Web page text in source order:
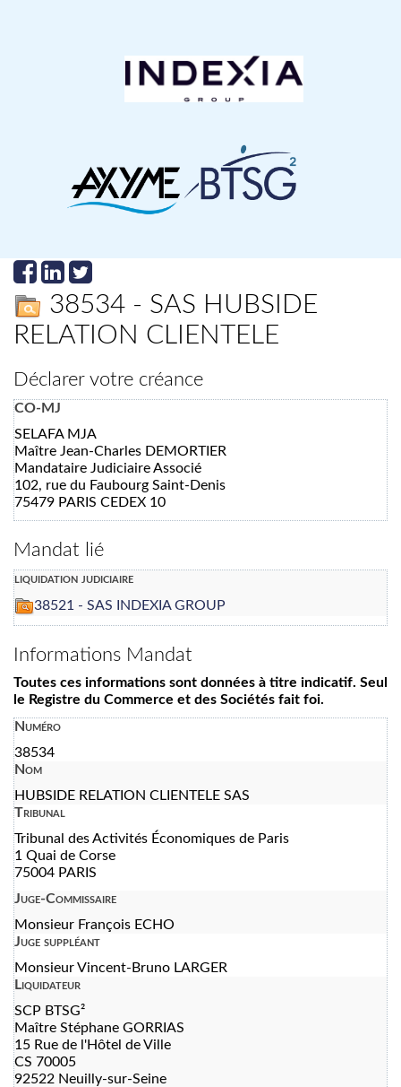
38534 - SAS HUBSIDE
RELATION CLIENTELE
Déclarer votre créance
CO-MJ
SELAFA MJA
Maître Jean-Charles DEMORTIER
Mandataire Judiciaire Associé
102, rue du Faubourg Saint-Denis
75479 PARIS CEDEX 10
Mandat lié
liquidation judiciaire
38521 - SAS INDEXIA GROUP
Informations Mandat
Toutes ces informations sont données à titre indicatif. Seul
le Registre du Commerce et des Sociétés fait foi.
Numéro
38534
Nom
HUBSIDE RELATION CLIENTELE SAS
Tribunal
Tribunal des Activités Économiques de Paris
1 Quai de Corse
75004 PARIS
Juge-Commissaire
Monsieur François ECHO
Juge suppléant
Monsieur Vincent-Bruno LARGER
Liquidateur
SCP BTSG²
Maître Stéphane GORRIAS
15 Rue de l'Hôtel de Ville
CS 70005
92522 Neuilly-sur-Seine